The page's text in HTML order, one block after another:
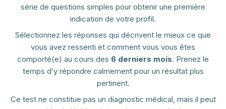
série de questions simples pour obtenir une première
indication de votre profil.
Sélectionnez les réponses qui décrivent le mieux ce que
vous avez ressenti et comment vous vous êtes
comporté(e) au cours des 6 derniers mois. Prenez le
temps d’y répondre calmement pour un résultat plus
pertinent.
Ce test ne constitue pas un diagnostic médical, mais il peut